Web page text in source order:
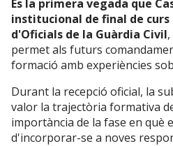
És la primera vegada que
institucional de final de curs
d'Oficials de la Guàrdia Civil
permet als futurs
formació amb experiències
Durant la recepció oficial, la
valor la trajectòria formativa
importància de la fase en què
d'incorporar-se a noves